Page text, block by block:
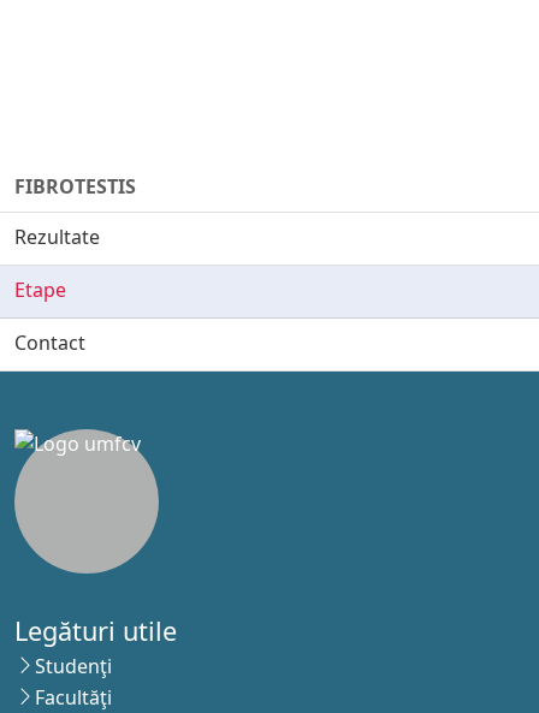
FIBROTESTIS
Rezultate
Etape
Contact
Legături utile
Studenţi
Facultăţi